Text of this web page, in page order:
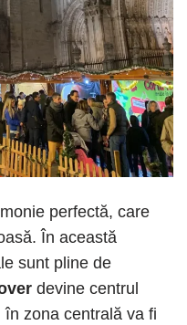
perfectă, care
În această
sunt pline de
devine centrul
zona centrală va fi